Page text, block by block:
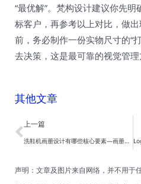
“最优解”。梵构设计建议你先
标客户，再参考以上对比，做
前，务必制作一份实物尺寸的“
去决策，这是最可靠的视觉管理
其他文章
Prev
上一篇
洗鞋机画册设计有哪些核心要素—画册设计
声明：文章及图片来自网络，并不用于